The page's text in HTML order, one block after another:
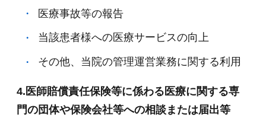
医療事故等の報告
当該患者様への医療サービスの向上
その他、当院の管理運営業務に関する利用
4.医師賠償責任保険等に係わる医療に関する専
門の団体や保険会社等への相談または届出等